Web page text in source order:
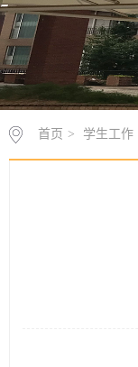
首页 > 学生工作